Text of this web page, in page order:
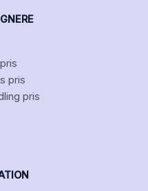
pris
pris